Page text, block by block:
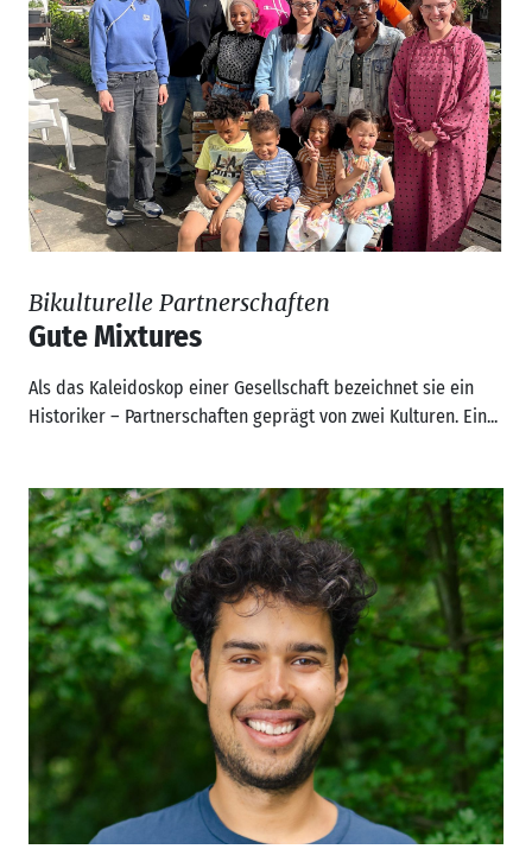
Bikulturelle Partnerschaften
Gute Mixtures
Als das Kaleidoskop einer Gesellschaft bezeichnet sie ein
Historiker – Partnerschaften geprägt von zwei Kulturen. Ein...